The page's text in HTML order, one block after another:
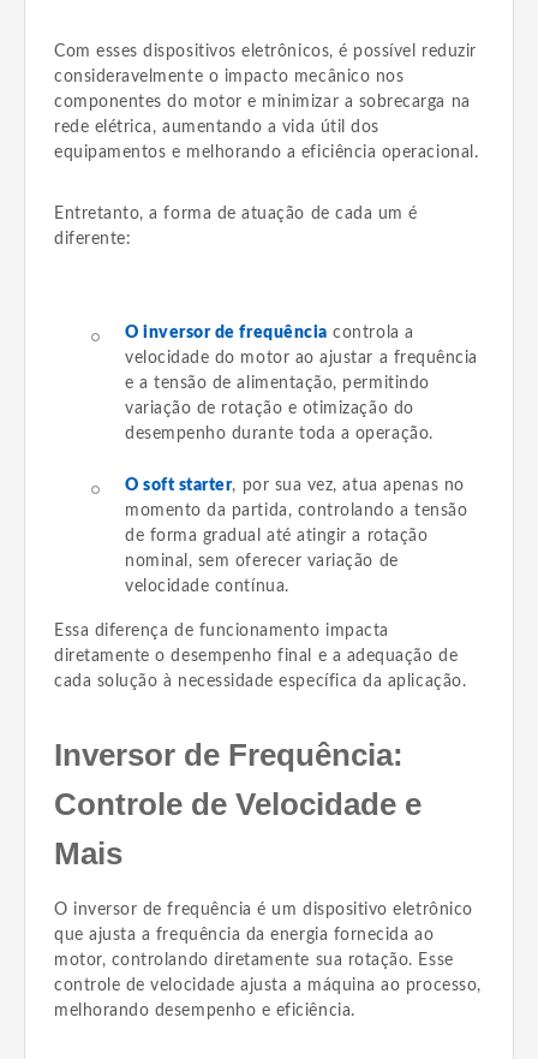
Com esses dispositivos eletrônicos, é possível reduzir
consideravelmente o impacto mecânico nos
componentes do motor e minimizar a sobrecarga na
rede elétrica, aumentando a vida útil dos
equipamentos e melhorando a eficiência operacional.
Entretanto, a forma de atuação de cada um é
diferente:
O inversor de frequência controla a
velocidade do motor ao ajustar a frequência
e a tensão de alimentação, permitindo
variação de rotação e otimização do
desempenho durante toda a operação.
O soft starter, por sua vez, atua apenas no
momento da partida, controlando a tensão
de forma gradual até atingir a rotação
nominal, sem oferecer variação de
velocidade contínua.
Essa diferença de funcionamento impacta
diretamente o desempenho final e a adequação de
cada solução à necessidade específica da aplicação.
Inversor de Frequência:
Controle de Velocidade e
Mais
O inversor de frequência é um dispositivo eletrônico
que ajusta a frequência da energia fornecida ao
motor, controlando diretamente sua rotação. Esse
controle de velocidade ajusta a máquina ao processo,
melhorando desempenho e eficiência.